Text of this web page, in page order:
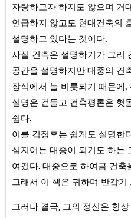
자랑하고자 하지도 않으며 거
언급하지 않고도 현대건축의
설명하고 있다는 것이다.
사실 건축은 설명하기가 그리
공간을 설명하지만 대중의 건
장식에서 늘 비롯되기 때문에,
설명은 겉돌고 건축평론은 헛
쉽다.
이를 김정후는 쉽게도 설명한
심지어는 대중이 되기도 하는
여겼다. 대중으로 하여금 건축
그래서 이 책은 귀하며 반갑기
그러나 결국, 그의 정신은 항